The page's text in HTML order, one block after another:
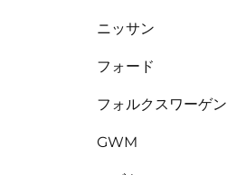
ニッサン
フォード
フォルクスワーゲン
GWM